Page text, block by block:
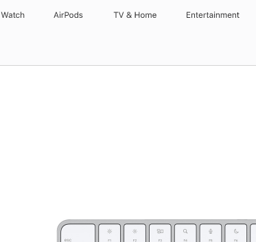
Watch AirPods TV & Home Entertainment